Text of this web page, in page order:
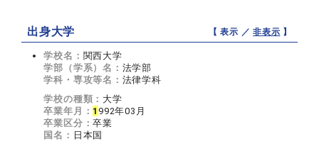
出身大学 【 表示 ／非表示 】
学校名： 関西大学
学部（学系）名： 法学部
学科・専攻等名： 法律学科
学校の種類： 大学
卒業年月： 1 992年03月
卒業区分：卒業
国名： 日本国